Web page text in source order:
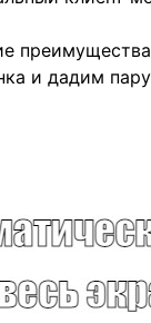
и дадим